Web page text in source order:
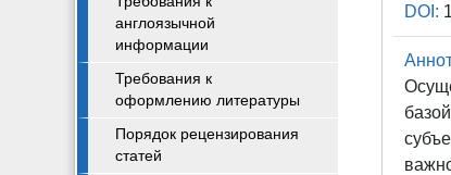
англоязычной
информации
Требования к
оформлению литературы
Порядок рецензирования
статей
DOI: